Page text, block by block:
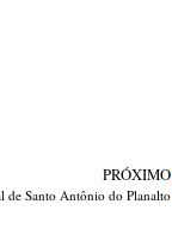
PRÓXIMO
de Santo Antônio do Planalto